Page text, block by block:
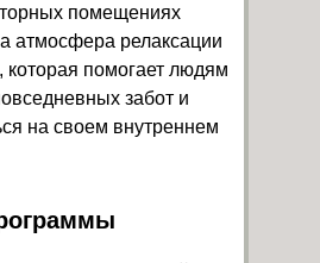
помещениях
атмосфера релаксации
которая помогает людям
забот и
на своем внутреннем